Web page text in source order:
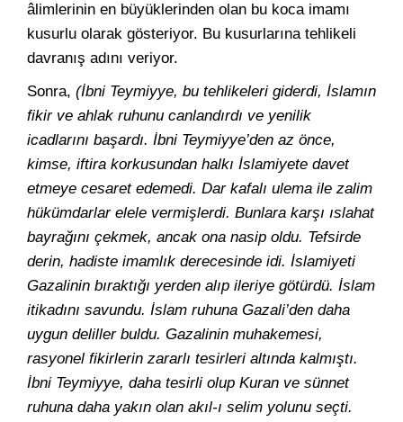
âlimlerinin en büyüklerinden olan bu koca imamı
kusurlu olarak gösteriyor. Bu kusurlarına tehlikeli
davranış adını veriyor.
Sonra, (İbni Teymiyye, bu tehlikeleri giderdi, İslamın
fikir ve ahlak ruhunu canlandırdı ve yenilik
icadlarını başardı. İbni Teymiyye’den az önce,
kimse, iftira korkusundan halkı İslamiyete davet
etmeye cesaret edemedi. Dar kafalı ulema ile zalim
hükümdarlar elele vermişlerdi. Bunlara karşı ıslahat
bayrağını çekmek, ancak ona nasip oldu. Tefsirde
derin, hadiste imamlık derecesinde idi. İslamiyeti
Gazalinin bıraktığı yerden alıp ileriye götürdü. İslam
itikadını savundu. İslam ruhuna Gazali’den daha
uygun deliller buldu. Gazalinin muhakemesi,
rasyonel fikirlerin zararlı tesirleri altında kalmıştı.
İbni Teymiyye, daha tesirli olup Kuran ve sünnet
ruhuna daha yakın olan akıl-ı selim yolunu seçti.